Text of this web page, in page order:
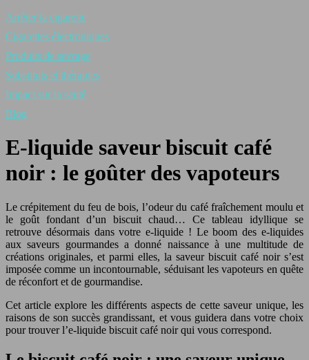
Arrêter la cigarette
Cigarettes électroniques
Produits de sevrage
Substituts et thérapies
Impact sur la santé
Blog
E-liquide saveur biscuit café
noir : le goûter des vapoteurs
Le crépitement du feu de bois, l’odeur du café fraîchement moulu et
le goût fondant d’un biscuit chaud… Ce tableau idyllique se
retrouve désormais dans votre e-liquide ! Le boom des e-liquides
aux saveurs gourmandes a donné naissance à une multitude de
créations originales, et parmi elles, la saveur biscuit café noir s’est
imposée comme un incontournable, séduisant les vapoteurs en quête
de réconfort et de gourmandise.
Cet article explore les différents aspects de cette saveur unique, les
raisons de son succès grandissant, et vous guidera dans votre choix
pour trouver l’e-liquide biscuit café noir qui vous correspond.